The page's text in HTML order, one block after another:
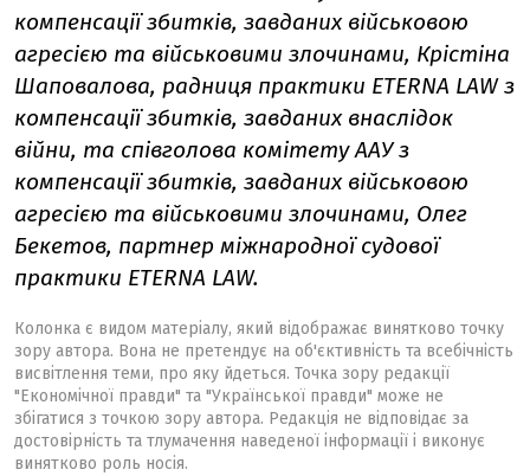
компенсації збитків, завданих військовою
агресією та військовими злочинами, Крістіна
Шаповалова, радниця практики ETERNA LAW з
компенсації збитків, завданих внаслідок
війни, та співголова комітету ААУ з
компенсації збитків, завданих військовою
агресією та військовими злочинами, Олег
Бекетов, партнер міжнародної судової
практики ETERNA LAW.
Колонка є видом матеріалу, який відображає винятково точку
зору автора. Вона не претендує на об'єктивність та всебічність
висвітлення теми, про яку йдеться. Точка зору редакції
"Економічної правди" та "Української правди" може не
збігатися з точкою зору автора. Редакція не відповідає за
достовірність та тлумачення наведеної інформації і виконує
винятково роль носія.